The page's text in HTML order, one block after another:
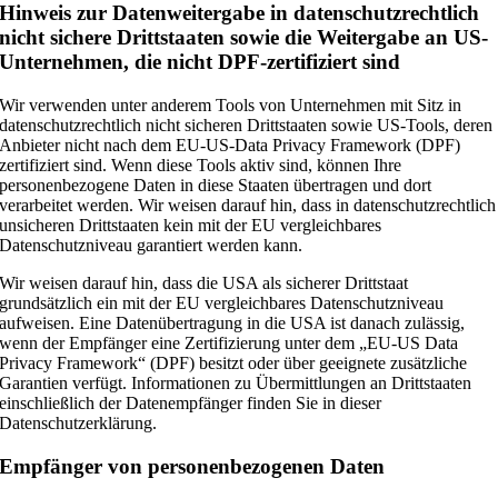
Hinweis zur Datenweitergabe in datenschutzrechtlich
nicht sichere Drittstaaten sowie die Weitergabe an US-
Unternehmen, die nicht DPF-zertifiziert sind
Wir verwenden unter anderem Tools von Unternehmen mit Sitz in
datenschutzrechtlich nicht sicheren Drittstaaten sowie US-Tools, deren
Anbieter nicht nach dem EU-US-Data Privacy Framework (DPF)
zertifiziert sind. Wenn diese Tools aktiv sind, können Ihre
personenbezogene Daten in diese Staaten übertragen und dort
verarbeitet werden. Wir weisen darauf hin, dass in datenschutzrechtlich
unsicheren Drittstaaten kein mit der EU vergleichbares
Datenschutzniveau garantiert werden kann.
Wir weisen darauf hin, dass die USA als sicherer Drittstaat
grundsätzlich ein mit der EU vergleichbares Datenschutzniveau
aufweisen. Eine Datenübertragung in die USA ist danach zulässig,
wenn der Empfänger eine Zertifizierung unter dem „EU-US Data
Privacy Framework“ (DPF) besitzt oder über geeignete zusätzliche
Garantien verfügt. Informationen zu Übermittlungen an Drittstaaten
einschließlich der Datenempfänger finden Sie in dieser
Datenschutzerklärung.
Empfänger von personenbezogenen Daten